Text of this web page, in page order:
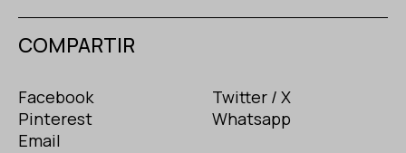
COMPARTIR
Facebook
Twitter / X
Pinterest
Whatsapp
Email